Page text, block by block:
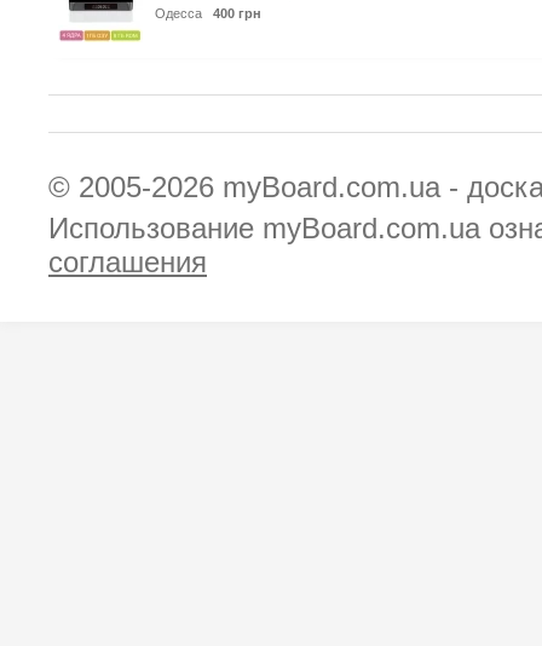
Одесса 400 грн
© 2005-2026 myBoard.com.ua -
Использование myBoard.com.ua
соглашения